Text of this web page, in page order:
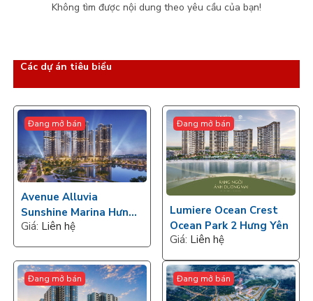
Không tìm được nội dung theo yêu cầu của bạn!
Các dự án tiêu biểu
Đang mở bán
Avenue Alluvia
Sunshine Marina Hưng
Yên
Giá: Liên hệ
Đang mở bán
Lumiere Ocean Crest
Ocean Park 2 Hưng Yên
Giá: Liên hệ
Đang mở bán Đang mở bán